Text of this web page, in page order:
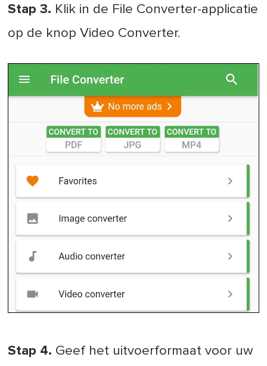
Stap 3. Klik in de File Converter-applicatie
op de knop Video Converter.
Stap 4. Geef het uitvoerformaat voor uw